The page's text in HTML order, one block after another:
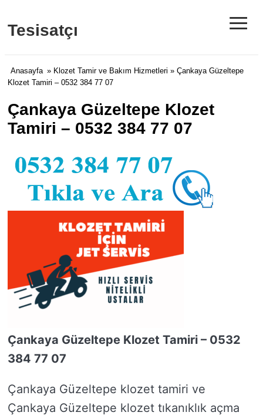
Tesisatçı ≡
Anasayfa » Klozet Tamir ve Bakım Hizmetleri » Çankaya Güzeltepe
Klozet Tamiri – 0532 384 77 07
Çankaya Güzeltepe Klozet
Tamiri – 0532 384 77 07
Çankaya Güzeltepe Klozet Tamiri – 0532
384 77 07
Çankaya Güzeltepe klozet tamiri ve
Çankaya Güzeltepe klozet tıkanıklık açma